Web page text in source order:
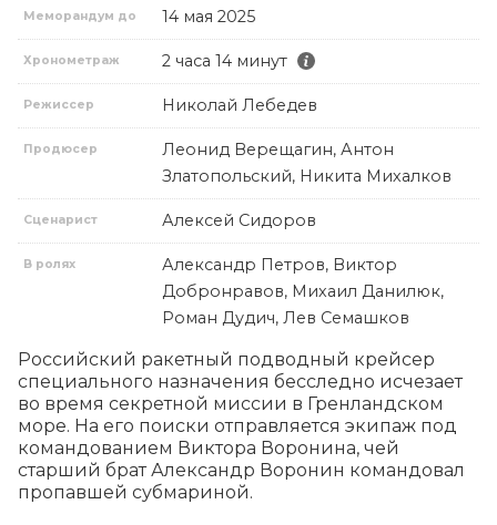
Меморандум до 14 мая 2025
Хронометраж 2 часа 14 минут
Режиссер Николай Лебедев
Продюсер
Леонид Верещагин, Антон
Златопольский, Никита Михалков
Сценарист Алексей Сидоров
В ролях
Александр Петров, Виктор
Добронравов, Михаил Данилюк,
Роман Дудич, Лев Семашков
Российский ракетный подводный крейсер
специального назначения бесследно исчезает
во время секретной миссии в Гренландском
море. На его поиски отправляется экипаж под
командованием Виктора Воронина, чей
старший брат Александр Воронин командовал
пропавшей субмариной.